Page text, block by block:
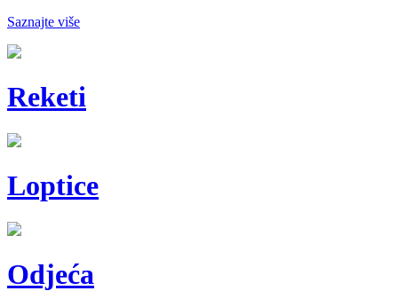
Saznajte više
Reketi
Loptice
Odjeća